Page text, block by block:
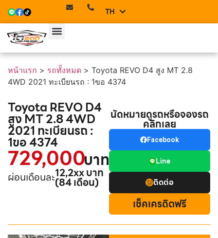
TH
EN
หน้าแรก > รถทั้งหมด > Toyota REVO D4 สูง MT 2.8
4WD 2021 ทะเบียนรถ : 1ขอ 4374
Toyota REVO D4
สูง MT 2.8 4WD
2021 ทะเบียนรถ :
1ขอ 4374
729,000บาท
ผ่อนเดือนละ12,2xx บาท
(84 เดือน)
นัดหมายดูรถหรือจองรถ
คลิกเลย
Facebook
Line
ติดต่อ
เช็คเครดิตฟรี